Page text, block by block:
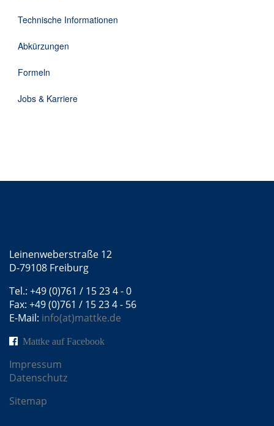
DETechnische Informationen
Abkürzungen
Formeln
Jobs & Karriere
Leinenweberstraße 12
D-79108 Freiburg
Tel.: +49 (0)761 / 15 23 4 - 0
Fax: +49 (0)761 / 15 23 4 - 56
E-Mail: info(at)mattke.de
Mattke auf Facebook
Impressum
Datenschutz
Sitemap